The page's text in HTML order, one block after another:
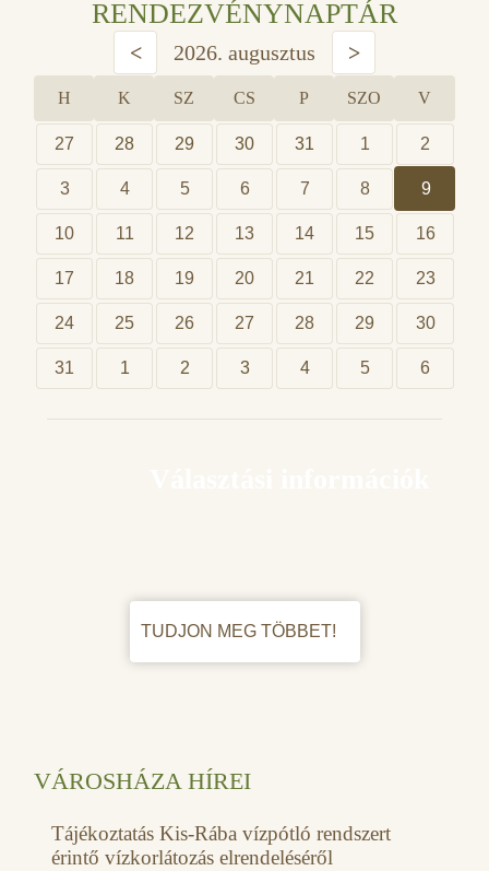
RENDEZVÉNYNAPTÁR
< 2026. augusztus >
H K SZ CS P SZO V
27 28 29 30 31 1 2
3 4 5 6 7 8 9
10 11 12 13 14 15 16
17 18 19 20 21 22 23
24 25 26 27 28 29 30
31 1 2 3 4 5 6
TUDJON MEG TÖBBET!
VÁROSHÁZA HÍREI
Tájékoztatás Kis-Rába vízpótló rendszert
érintő vízkorlátozás elrendeléséről